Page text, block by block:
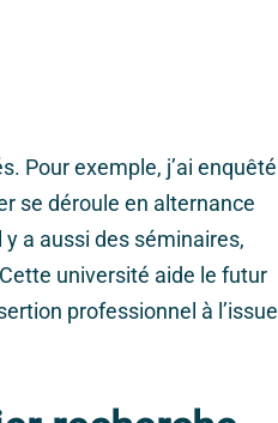
Pour exemple, j’ai enquêté
se déroule en alternance
a aussi des séminaires,
université aide le futur
professionnel à l’issue